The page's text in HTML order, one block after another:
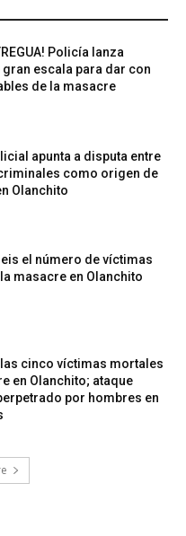
Policía lanza
escala para dar con
de la masacre
apunta a disputa entre
como origen de
Olanchito
el número de víctimas
masacre en Olanchito
las cinco víctimas mortales
en Olanchito; ataque
por hombres en